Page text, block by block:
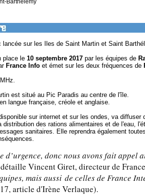
Barthélémy
lancée sur les Iles de Saint Martin et Saint
place le 10 septembre 2017 par les équipes de
France Info et émet sur les deux fréquences de
est situé au Pic Paradis au centre de l'île.
langue française, créole et anglaise.
sur internet et sur les ondes, va
distribution des rations alimentaires et de l'eau,
sanitaires. Elle reprendra également
d’urgence, donc nous avons fait
détaille Vincent Giret, directeur de
mais aussi de celles de France
article d'Irène Verlaque).